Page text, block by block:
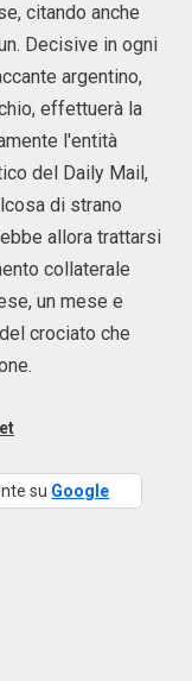
citando anche
Decisive in ogni
argentino,
effettuerà la
l'entità
del Daily Mail,
di strano
allora trattarsi
collaterale
un mese e
crociato che
su Google